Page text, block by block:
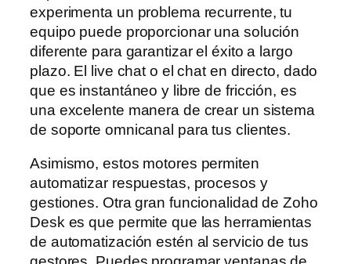
experimenta un problema recurrente, tu
equipo puede proporcionar una solución
diferente para garantizar el éxito a largo
plazo. El live chat o el chat en directo, dado
que es instantáneo y libre de fricción, es
una excelente manera de crear un sistema
de soporte omnicanal para tus clientes.
Asimismo, estos motores permiten
automatizar respuestas, procesos y
gestiones. Otra gran funcionalidad de Zoho
Desk es que permite que las herramientas
de automatización estén al servicio de tus